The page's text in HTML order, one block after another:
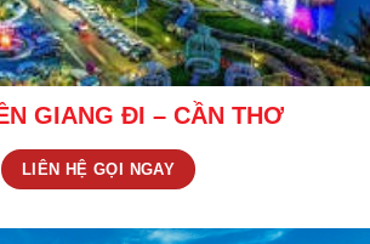
GIANG ĐI – CẦN THƠ
LIÊN HỆ GỌI NGAY